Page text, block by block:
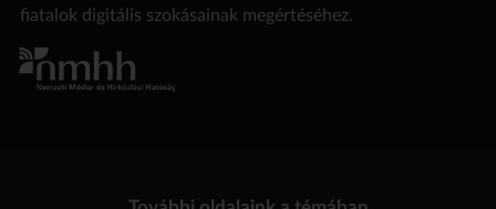
fiatalok digitális szokásainak megértéséhez.